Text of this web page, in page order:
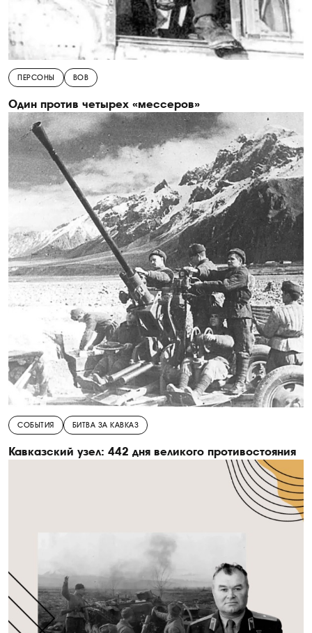
ПЕРСОНЫ ВОВ
Один против четырех «мессеров»
СОБЫТИЯ БИТВА ЗА КАВКАЗ
Кавказский узел: 442 дня великого противостояния